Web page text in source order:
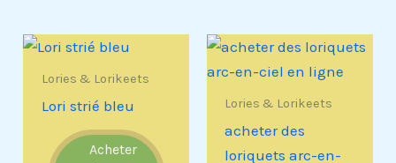
Lories & Lorikeets
Lori strié bleu
Acheter
Lories & Lorikeets
acheter des
loriquets arc-en-